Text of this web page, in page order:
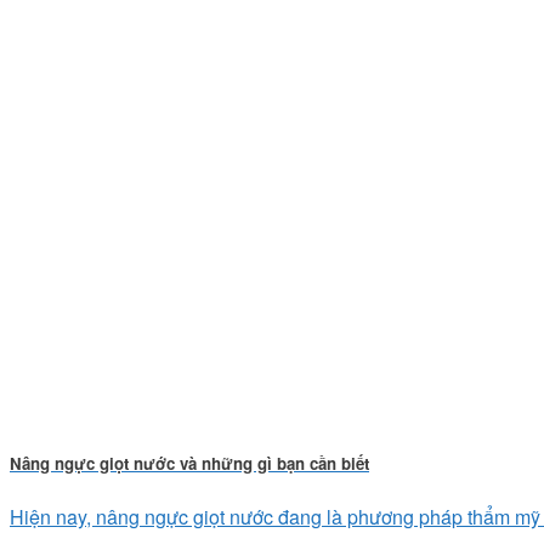
Nâng ngực giọt nước và những gì bạn cần biết
Hiện nay, nâng ngực giọt nước đang là phương pháp thẩm